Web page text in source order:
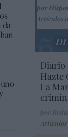
por
Artículos
Diario
Hazte
La